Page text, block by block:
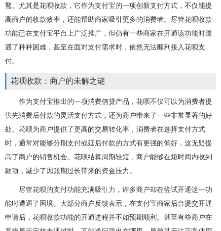
鹜。尤其是花呗收款，它作为支付宝的一项创新支付方式，不仅能提
高商户的收款效率，还能帮助商家吸引更多的消费者。尽管花呗收款
功能已在支付宝平台上广泛推广，但仍有一些商家在开通该功能时遭
遇了种种困难，甚至在面对支付需求时，依然无法顺利接入花呗支
付。
花呗收款：商户的未解之谜
作为支付宝推出的一项消费信贷产品，花呗不仅可以为消费者提
供先消费后付款的灵活支付方式，还为商户带来了一些非常显著的好
处。花呗为商户提供了更高的交易转化率，消费者在选择支付方式
时，通常对能够分期支付或延后付款的方式有更强的偏好，这无疑提
高了商户的销售机会。花呗结算周期较短，商户能够在短时间内收到
款项，减少了因账期过长带来的资金压力。
尽管花呗的支付功能充满吸引力，许多商户却在尝试开通这一功
能时遭遇了困境。大部分商户反馈表示，在支付宝商家后台提交开通
申请后，花呗收款功能的开通进程并不如预期顺利。甚至有些商户在